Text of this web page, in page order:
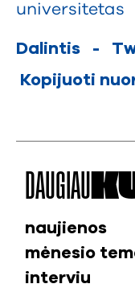
universitetas
Dalintis -
Kopijuoti
DAUGIAU
naujienos
mėnesio
interviu